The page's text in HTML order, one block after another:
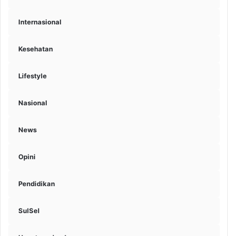
Internasional
Kesehatan
Lifestyle
Nasional
News
Opini
Pendidikan
SulSel